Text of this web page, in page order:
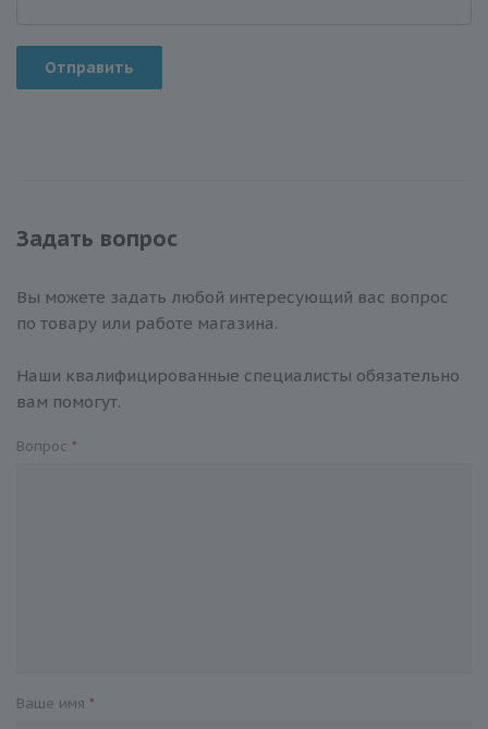
Отправить
Задать вопрос
Вы можете задать любой интересующий вас вопрос
по товару или работе магазина.
Наши квалифицированные специалисты обязательно
вам помогут.
Вопрос *
Ваше имя *